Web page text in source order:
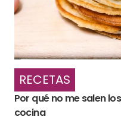
RECETAS
Por qué no me salen
cocina